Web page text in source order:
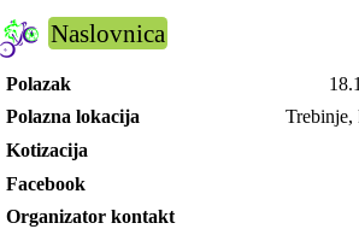
Naslovnica
Polazak
Polazna lokacija
Kotizacija
Facebook
Organizator kontakt